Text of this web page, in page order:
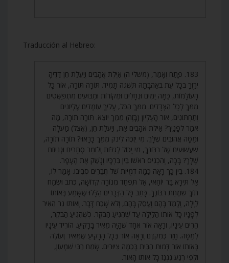
Traducción al Hebreo:
183. פָּתַח וְאָמַר, (משלי ה) אַיֶּלֶת אֲהָבִים וְיַעֲלַת חֵן דַּדֶּיהָ
יְרַוֻּךָ בְכָל עֵת בְּאַהֲבָתָהּ תִּשְׁגֶּה תָמִיד. תּוֹרָה תּוֹרָה, אוֹר כָּל
הָעוֹלָמוֹת, כַּמָּה יַמִּים וּנְחָלִים וּמְקוֹרוֹת וּמַבּוּעִים מִתְפַּשְּׁטִים
מִמֵּךְ לְכָל הַצְּדָדִים. מִמֵּךְ הַכֹּל, עָלַיִךְ עוֹמְדִים עֶלְיוֹנִים
וְתַחְתּוֹנִים, אוֹר הָעֶלְיוֹן (בָּזֶה) מִמֵּךְ יוֹצֵא. תּוֹרָה תּוֹרָה, מָה
אֹמַר לְפָנַיִךְ? אַיֶּלֶת אֲהָבִים אַתְּ, וְיַעֲלַת חֵן, (אֵצֶל) מַעְלָה
וּמַטָּה אֲהוּבִים שֶׁלָּךְ. מִי יִזְכֶּה לִינֹק מִמֵּךְ כָּרָאוּי? תּוֹרָה תּוֹרָה,
שַׁעֲשׁוּעִים שֶׁל רִבּוֹנֵךְ, מִי יָכוֹל לְגַלּוֹת וְלוֹמַר סְתָרִים וּגְנִיזוֹת
שֶׁלָּךְ? בָּכָה, וְהִכְנִיס רֹאשׁוֹ בֵּין בִּרְכָּיו וְנָשַׁק אֶת הֶעָפָר.
184. בֵּין כָּךְ רָאָה כַּמָּה דְמֻיּוֹת שֶׁל חֲבֵרִים סְבִיבוֹ. אָמַר לוֹ,
אַל תִּירָא בַּר יוֹחַאי, אַל תִּפְחַד מְנוֹרָה קְדוֹשָׁה, כְּתֹב וּשְׂמַח
תּוֹךְ שִׂמְחַת רִבּוֹנְךָ. כָּתַב כָּל הַדְּבָרִים הַלָּלוּ שֶׁשָּׁמַע בְּאוֹתוֹ
לַיְלָה, וְלָמַד בָּהֶם וְעָסַק בָּהֶם, וְלֹא שָׁכַח דָּבָר. וְאוֹתוֹ נֵר הֵאִיר
לְפָנָיו כָּל אוֹתוֹ הַלַּיְלָה עַד שֶׁהִגִּיעַ הַבֹּקֶר. כְּשֶׁהִגִּיעַ הַבֹּקֶר,
הֵרִים עֵינָיו, וְרָאָה אוֹר אֶחָד שֶׁהָיָה מֵאִיר בָּרָקִיעַ. הוֹרִיד עֵינָיו
לְמַטָּה. חָזַר כְּמִקֹּדֶם וְרָאָה אוֹר בְּכָל הָרָקִיעַ שֶׁמֵּאִיר וְעוֹלֶה
בְּאוֹתוֹ אוֹר דְּמוּת הַבַּיִת בְּכַמָּה צִיּוּרִים. שָׂמַח רַבִּי שִׁמְעוֹן,
וּלְפִי רֶגַע נִגְנַז כָּל אוֹתוֹ הָאוֹר.